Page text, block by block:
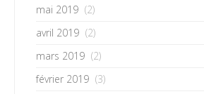
mai 2019 (2)
avril 2019 (2)
mars 2019 (2)
février 2019 (3)